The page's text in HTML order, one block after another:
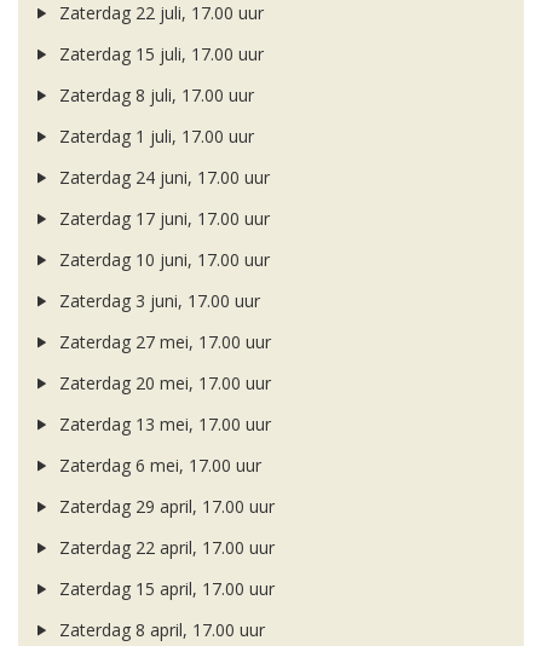
Zaterdag 22 juli, 17.00 uur
Zaterdag 15 juli, 17.00 uur
Zaterdag 8 juli, 17.00 uur
Zaterdag 1 juli, 17.00 uur
Zaterdag 24 juni, 17.00 uur
Zaterdag 17 juni, 17.00 uur
Zaterdag 10 juni, 17.00 uur
Zaterdag 3 juni, 17.00 uur
Zaterdag 27 mei, 17.00 uur
Zaterdag 20 mei, 17.00 uur
Zaterdag 13 mei, 17.00 uur
Zaterdag 6 mei, 17.00 uur
Zaterdag 29 april, 17.00 uur
Zaterdag 22 april, 17.00 uur
Zaterdag 15 april, 17.00 uur
Zaterdag 8 april, 17.00 uur